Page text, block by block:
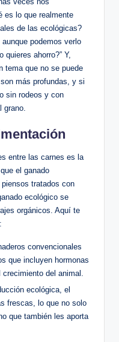
es lo que realmente
de las ecológicas?
podemos verlo
quieres ahorro?” Y,
tema que no se puede
más profundas, y si
sin rodeos y con
entre las carnes es la
el ganado
tratados con
ecológico se
orgánicos. Aquí te
convencionales
que incluyen hormonas
del animal.
ecológica, el
frescas, lo que no solo
que también les aporta